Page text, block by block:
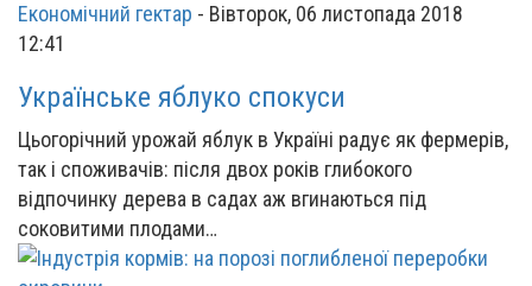
Економічний гектар - Вівторок, 06 листопада 2018
12:41
Українське яблуко спокуси
Цьогорічний урожай яблук в Україні радує як фермерів,
так і споживачів: після двох років глибокого
відпочинку дерева в садах аж вгинаються під
соковитими плодами…